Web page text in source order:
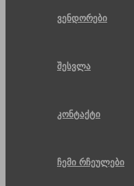
ვენდორები
შესვლა
კონტაქტი
ჩემი რჩეულები